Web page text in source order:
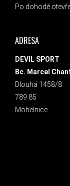
Po dohodě
ADRESA
DEVIL SPORT
Bc. Marcel
Dlouhá 1458/8
789 85
Mohelnice